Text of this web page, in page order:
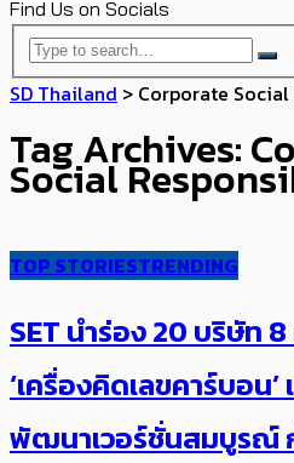
Find Us on Socials
SD Thailand > Corporate
Tag Archives:
Social
TOP STORIESTRENDING
SET นำร่อง 20 บริษัท
‘เครื่องคิดเลขคาร์บอน
พัฒนาเวอร์ชั่น​สมบูรณ์​